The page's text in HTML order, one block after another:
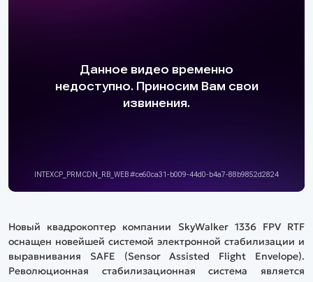
Новый квадрокоптер компании SkyWalker 1336 FPV RTF
оснащен новейшей системой электронной стабилизации и
выравнивания SAFE (Sensor Assisted Flight Envelope).
Революционная стабилизационная система является